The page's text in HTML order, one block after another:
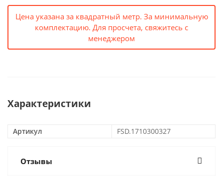
Цена указана за квадратный метр. За минимальную
комплектацию. Для просчета, свяжитесь с
менеджером
Характеристики
Артикул FSD.1710300327
Отзывы